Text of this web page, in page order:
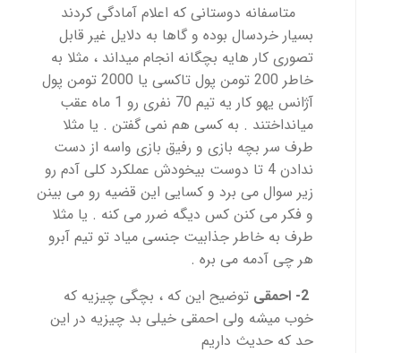
متاسفانه دوستانی که اعلام آمادگی کردند
بسیار خردسال بوده و گاها به دلایل غیر قابل
تصوری کار هایه بچگانه انجام میداند ، مثلا به
خاطر 200 تومن پول تاکسی یا 2000 تومن پول
آژانس یهو کار یه تیم 70 نفری رو 1 ماه عقب
میانداختند . به کسی هم نمی گفتن . یا مثلا
طرف سر بچه بازی و رفیق بازی واسه از دست
ندادن 4 تا دوست بیخودش عملکرد کلی آدم رو
زیر سوال می برد و کسایی این قضیه رو می بینن
و فکر می کنن کس دیگه ضرر می کنه . یا مثلا
طرف به خاطر جذابیت جنسی میاد تو تیم آبرو
هر چی آدمه می بره .
توضیح این که ، بچگی چیزیه که
خوب میشه ولی احمقی خیلی بد چیزیه در این
حد که حدیث داریم